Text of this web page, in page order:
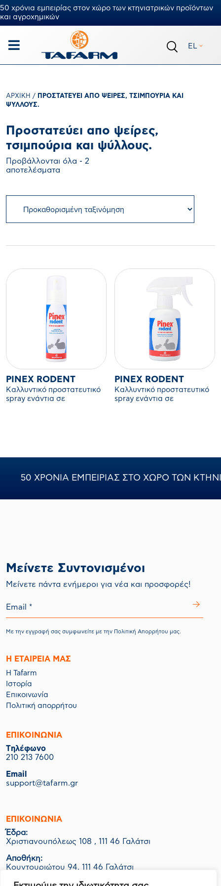
50 χρόνια εμπειρίας στον χώρο των κτηνιατρικών προϊόντων
και αγροχημικών
EL
ΑΡΧΙΚΉ / ΠΡΟΣΤΑΤΕΎΕΙ ΑΠΟ ΨΕΊΡΕΣ, ΤΣΙΜΠΟΎΡΙΑ ΚΑΙ
ΨΎΛΛΟΥΣ.
Προστατεύει απο ψείρες,
τσιμπούρια και ψύλλους.
Προβάλλονται όλα - 2
αποτελέσματα
PINEX RODENT
Καλλυντικό προστατευτικό
spray ενάντια σε
PINEX RODENT
Καλλυντικό προστατευτικό
spray ενάντια σε
50 ΧΡΟΝΙΑ ΕΜΠΕΙΡΙΑΣ ΣΤΟ ΧΩΡΟ ΤΩΝ
Μείνετε Συντονισμένοι
Mείνετε πάντα ενήμεροι για νέα και προσφορές!
Με την εγγραφή σας συμφωνείτε με την Πολιτική Απορρήτου μας.
Η ΕΤΑΙΡΕΙΑ ΜΑΣ
Η Tafarm
Ιστορία
Επικοινωνία
Πολιτική απορρήτου
ΕΠΙΚΟΙΝΩΝΙΑ
Tηλέφωνο
210 213 7600
Email
support@tafarm.gr
ΕΠΙΚΟΙΝΩΝΊΑ
Έδρα:
Χριστιανουπόλεως 108 , 111 46 Γαλάτσι
Αποθήκη:
Κουντουριώτου 94, 111 46 Γαλάτσι
Εργοστάσιο-Logistics: